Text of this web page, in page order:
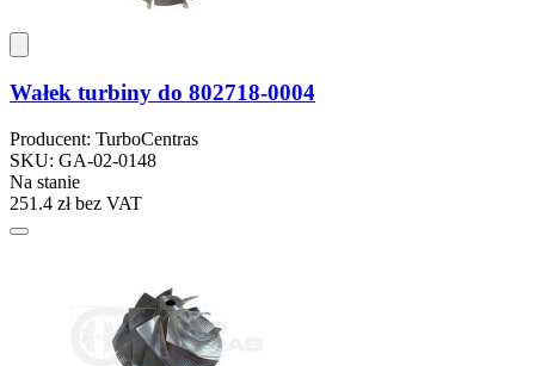
Wałek turbiny do 802718-0004
Producent: TurboCentras
SKU: GA-02-0148
Na stanie
251.4 złbez VAT